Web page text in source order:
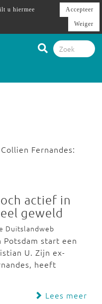
Fernandes:
actief in
geweld
Duitslandweb
start een
U. Zijn ex-
heeft
Lees meer
u hiermee
Accepteer
Weiger